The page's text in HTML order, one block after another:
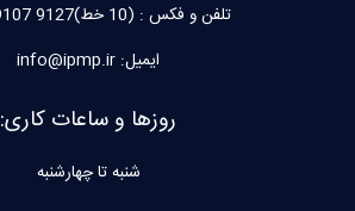
تلفن و فکس : (10 خط)9127 9107 – 021
ایمیل: info@ipmp.ir
روزها و ساعات کاری:
شنبه تا چهارشنبه